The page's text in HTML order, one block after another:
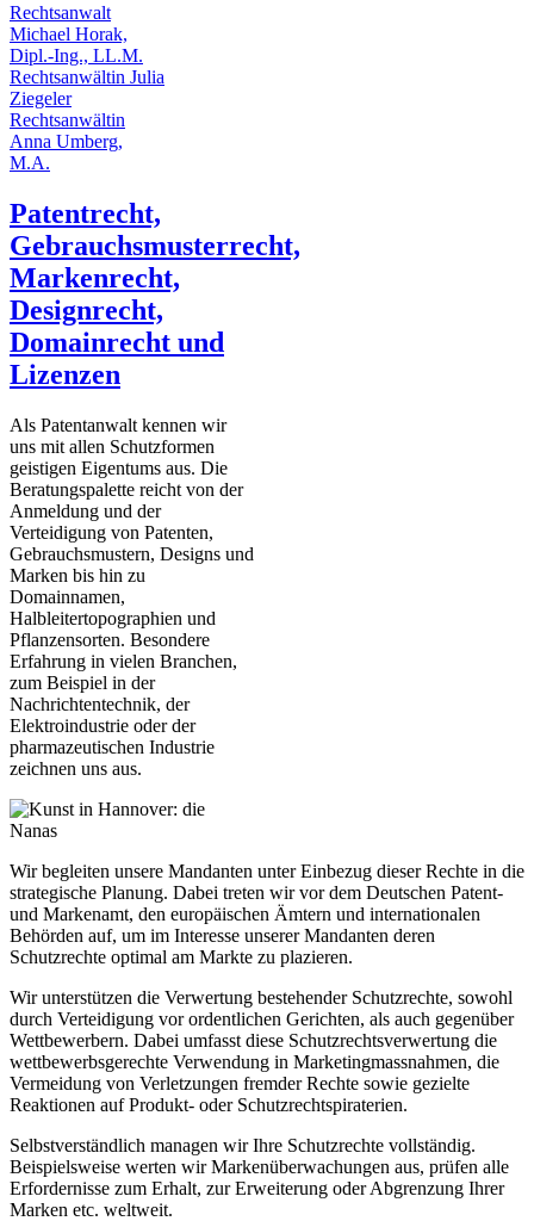
Rechtsanwalt
Michael Horak,
Dipl.-Ing., LL.M.
Rechtsanwältin Julia
Ziegeler
Rechtsanwältin
Anna Umberg,
M.A.
Patentrecht,
Gebrauchsmusterrecht,
Markenrecht,
Designrecht,
Domainrecht und
Lizenzen
Als Patentanwalt kennen wir
uns mit allen Schutzformen
geistigen Eigentums aus. Die
Beratungspalette reicht von der
Anmeldung und der
Verteidigung von Patenten,
Gebrauchsmustern, Designs und
Marken bis hin zu
Domainnamen,
Halbleitertopographien und
Pflanzensorten. Besondere
Erfahrung in vielen Branchen,
zum Beispiel in der
Nachrichtentechnik, der
Elektroindustrie oder der
pharmazeutischen Industrie
zeichnen uns aus.
Wir begleiten unsere Mandanten unter Einbezug dieser Rechte in die
strategische Planung. Dabei treten wir vor dem Deutschen Patent-
und Markenamt, den europäischen Ämtern und internationalen
Behörden auf, um im Interesse unserer Mandanten deren
Schutzrechte optimal am Markte zu plazieren.
Wir unterstützen die Verwertung bestehender Schutzrechte, sowohl
durch Verteidigung vor ordentlichen Gerichten, als auch gegenüber
Wettbewerbern. Dabei umfasst diese Schutzrechtsverwertung die
wettbewerbsgerechte Verwendung in Marketingmassnahmen, die
Vermeidung von Verletzungen fremder Rechte sowie gezielte
Reaktionen auf Produkt- oder Schutzrechtspiraterien.
Selbstverständlich managen wir Ihre Schutzrechte vollständig.
Beispielsweise werten wir Markenüberwachungen aus, prüfen alle
Erfordernisse zum Erhalt, zur Erweiterung oder Abgrenzung Ihrer
Marken etc. weltweit.